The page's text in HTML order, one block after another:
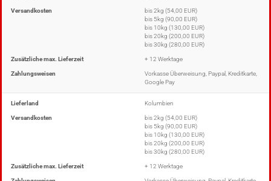
Versandkosten
bis 2kg (54,00 EUR)
bis 5kg (90,00 EUR)
bis 10kg (130,00 EUR)
bis 20kg (200,00 EUR)
bis 30kg (280,00 EUR)
Zusätzliche max. Lieferzeit + 12 Werktage
Zahlungsweisen
Vorkasse Überweisung, Paypal, Kreditkarte,
Google Pay
Lieferland Kolumbien
Versandkosten
bis 2kg (54,00 EUR)
bis 5kg (90,00 EUR)
bis 10kg (130,00 EUR)
bis 20kg (200,00 EUR)
bis 30kg (280,00 EUR)
Zusätzliche max. Lieferzeit + 12 Werktage